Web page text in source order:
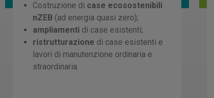
Costruzione di case ecosostenibili
nZEB (ad energia quasi zero);
ampliamenti di case esistenti;
ristrutturazione di case esistenti e
lavori di manutenzione ordinaria e
straordinaria.